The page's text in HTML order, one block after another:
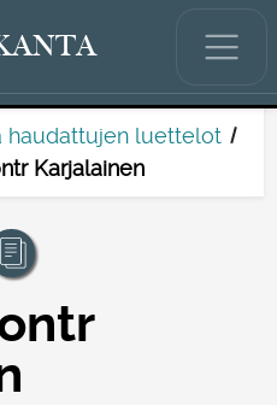
haudattujen luettelot
Karjalainen